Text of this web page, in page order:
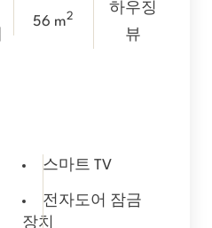
56 m2
하우징
뷰
스마트 TV
전자도어 잠금
장치